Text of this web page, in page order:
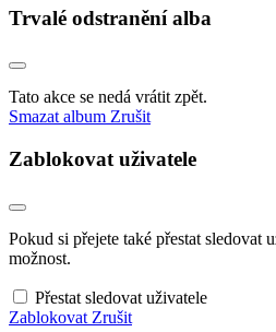
Trvalé odstranění alba
Tato akce se nedá vrátit zpět.
Smazat album Zrušit
Zablokovat uživatele
Pokud si přejete také přestat sledovat
možnost.
Přestat sledovat uživatele
Zablokovat Zrušit